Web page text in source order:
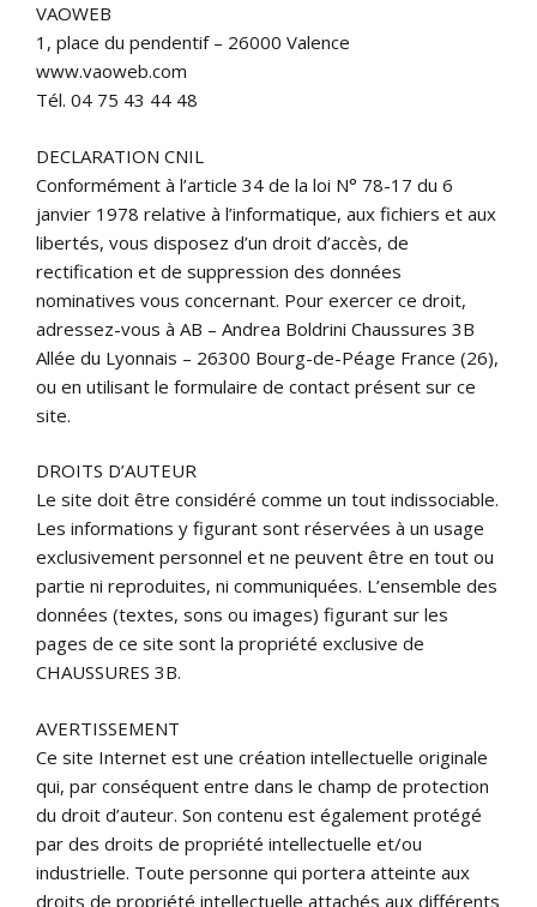
VAOWEB
1, place du pendentif – 26000 Valence
www.vaoweb.com
Tél. 04 75 43 44 48
DECLARATION CNIL
Conformément à l’article 34 de la loi N° 78-17 du 6
janvier 1978 relative à l’informatique, aux fichiers et aux
libertés, vous disposez d’un droit d’accès, de
rectification et de suppression des données
nominatives vous concernant. Pour exercer ce droit,
adressez-vous à AB – Andrea Boldrini Chaussures 3B
Allée du Lyonnais – 26300 Bourg-de-Péage France (26),
ou en utilisant le formulaire de contact présent sur ce
site.
DROITS D’AUTEUR
Le site doit être considéré comme un tout indissociable.
Les informations y figurant sont réservées à un usage
exclusivement personnel et ne peuvent être en tout ou
partie ni reproduites, ni communiquées. L’ensemble des
données (textes, sons ou images) figurant sur les
pages de ce site sont la propriété exclusive de
CHAUSSURES 3B.
AVERTISSEMENT
Ce site Internet est une création intellectuelle originale
qui, par conséquent entre dans le champ de protection
du droit d’auteur. Son contenu est également protégé
par des droits de propriété intellectuelle et/ou
industrielle. Toute personne qui portera atteinte aux
droits de propriété intellectuelle attachés aux différents